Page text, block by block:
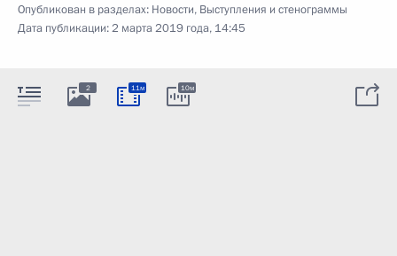
Опубликован в разделах: Новости, Выступления и стенограммы
Дата публикации:2 марта 2019 года, 14:45
2 11м 10м